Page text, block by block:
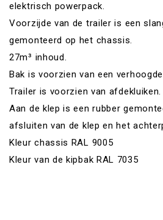
elektrisch powerpack.
Voorzijde van de trailer is een
gemonteerd op het chassis.
27m³ inhoud.
Bak is voorzien van een
Trailer is voorzien van afdekluiken.
Aan de klep is een rubber
afsluiten van de klep en het
Kleur chassis RAL 9005
Kleur van de kipbak RAL 7035